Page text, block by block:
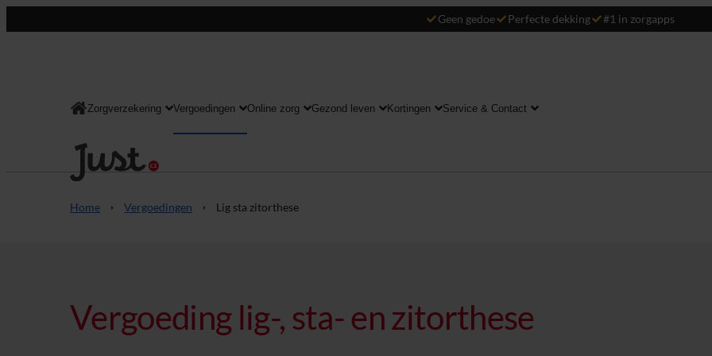
Geen gedoe Perfecte dekking #1 in zorgapps
Consument
Zorgverzekering Vergoedingen Online zorg Gezond leven Kortingen Service & Contact
Home Vergoedingen Lig sta zitorthese
Vergoeding lig-, sta- en zitorthese